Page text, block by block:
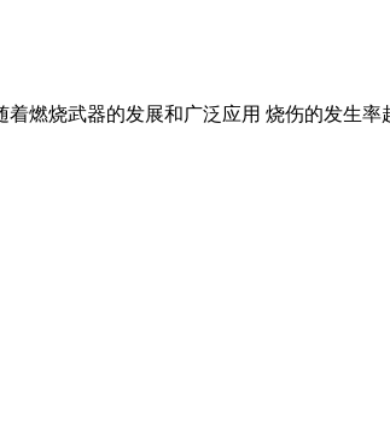
燃烧武器的发展和广泛应用 烧伤的发生率